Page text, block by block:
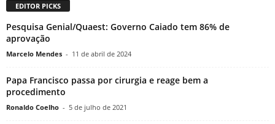
EDITOR PICKS
Pesquisa Genial/Quaest: Governo Caiado tem 86% de
aprovação
Marcelo Mendes - 11 de abril de 2024
Papa Francisco passa por cirurgia e reage bem a
procedimento
Ronaldo Coelho - 5 de julho de 2021